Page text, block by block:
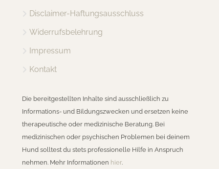
Disclaimer-Haftungsausschluss
Widerrufsbelehrung
Impressum
Kontakt
Die bereitgestellten Inhalte sind ausschließlich zu
Informations- und Bildungszwecken und ersetzen keine
therapeutische oder medizinische Beratung. Bei
medizinischen oder psychischen Problemen bei deinem
Hund solltest du stets professionelle Hilfe in Anspruch
nehmen. Mehr Informationen hier.